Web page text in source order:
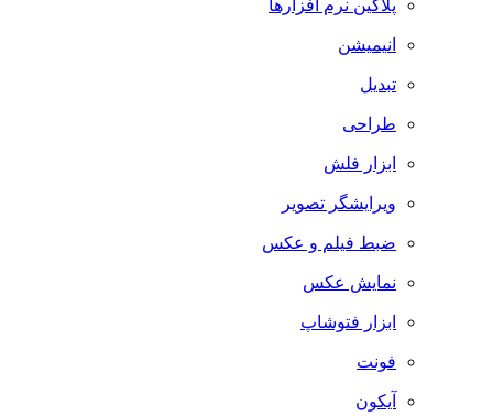
پلاگین نرم افزارها
انیمیشن
تبدیل
طراحی
ابزار فلش
ویرایشگر تصویر
ضبط فيلم و عكس
نمایش عکس
ابزار فتوشاپ
فونت
آیکون